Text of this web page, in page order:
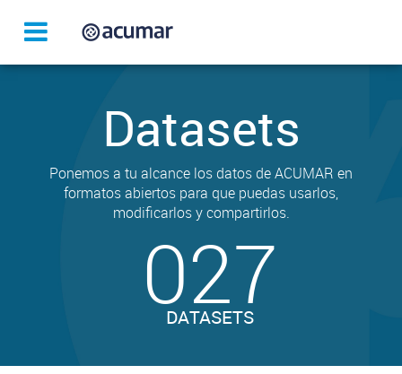
Datasets
Ponemos a tu alcance los datos de ACUMAR en
formatos abiertos para que puedas usarlos,
modificarlos y compartirlos.
027
DATASETS